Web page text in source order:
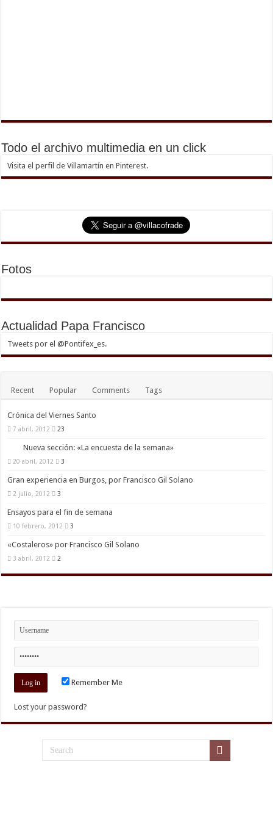
Todo el archivo multimedia en un click
Visita el perfil de Villamartín en Pinterest.
Fotos
Actualidad Papa Francisco
Tweets por el @Pontifex_es.
Recent Popular Comments Tags
Crónica del Viernes Santo
7 abril, 2012 23
Nueva sección: «La encuesta de la semana»
20 abril, 2012 3
Gran experiencia en Burgos, por Francisco Gil Solano
2 julio, 2012 3
Ensayos para el fin de semana
10 febrero, 2012 3
«Costaleros» por Francisco Gil Solano
3 abril, 2012 2
Remember Me
Lost your password?